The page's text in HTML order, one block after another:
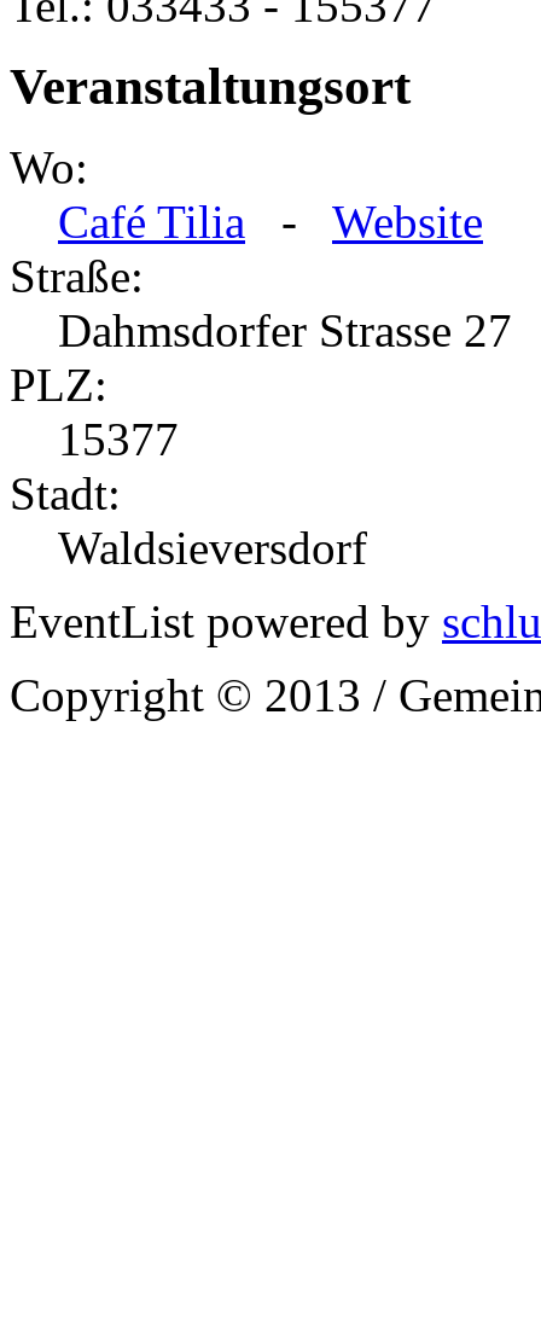
Veranstaltungsort
Wo:
Café Tilia - Website
Straße:
Dahmsdorfer Strasse 27
PLZ:
15377
Stadt:
Waldsieversdorf
EventList powered by
Copyright © 2013 /